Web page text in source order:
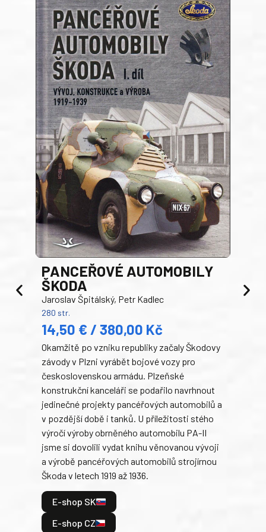
PANCEŘOVÉ AUTOMOBILY
ŠKODA
Jaroslav Špitálský, Petr Kadlec
280 str.
14,50 € / 380,00 Kč
Okamžitě po vzniku republiky začaly Škodovy
závody v Plzni vyrábět bojové vozy pro
československou armádu. Plzeňské
konstrukční kanceláři se podařilo navrhnout
jedinečné projekty pancéřových automobilů a
v pozdější době i tanků. U příležitosti stého
výročí výroby obrněného automobilu PA-II
jsme si dovolili vydat knihu věnovanou vývoji
a výrobě pancéřových automobilů strojírnou
Škoda v letech 1919 až 1936.
E-shop SK
E-shop CZ